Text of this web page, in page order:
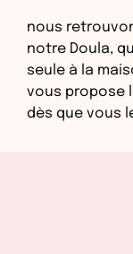
nous
notre Doula,
seule à la
vous propose
dès que vous